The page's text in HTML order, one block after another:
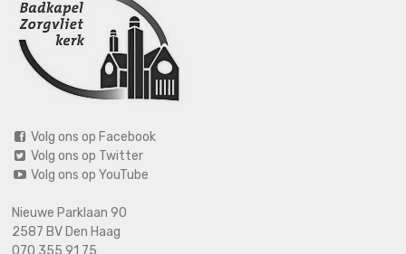
Volg ons op Facebook
Volg ons op Twitter
Volg ons op YouTube
Nieuwe Parklaan 90
2587 BV Den Haag
070 355 91 75